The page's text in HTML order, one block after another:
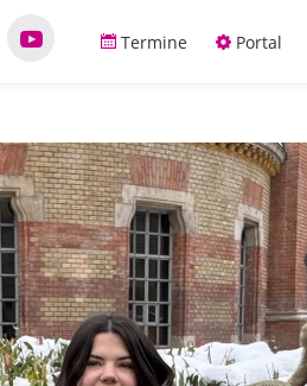
Termine Portal